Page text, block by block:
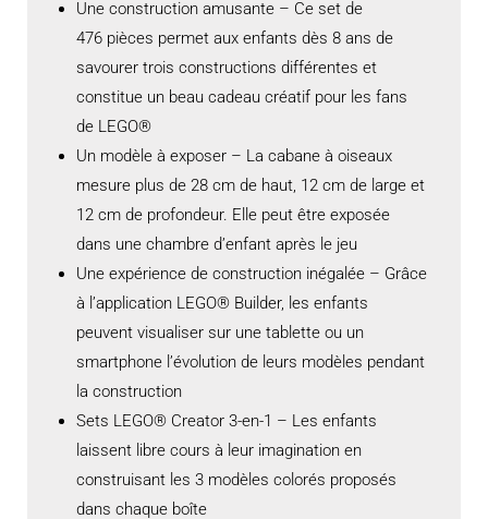
Une construction amusante – Ce set de
476 pièces permet aux enfants dès 8 ans de
savourer trois constructions différentes et
constitue un beau cadeau créatif pour les fans
de LEGO®
Un modèle à exposer – La cabane à oiseaux
mesure plus de 28 cm de haut, 12 cm de large et
12 cm de profondeur. Elle peut être exposée
dans une chambre d’enfant après le jeu
Une expérience de construction inégalée – Grâce
à l’application LEGO® Builder, les enfants
peuvent visualiser sur une tablette ou un
smartphone l’évolution de leurs modèles pendant
la construction
Sets LEGO® Creator 3-en-1 – Les enfants
laissent libre cours à leur imagination en
construisant les 3 modèles colorés proposés
dans chaque boîte